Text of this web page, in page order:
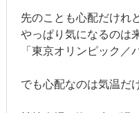
先のことも心配だけれ
やっぱり気になるのは
「東京オリンピック／
でも心配なのは気温だ